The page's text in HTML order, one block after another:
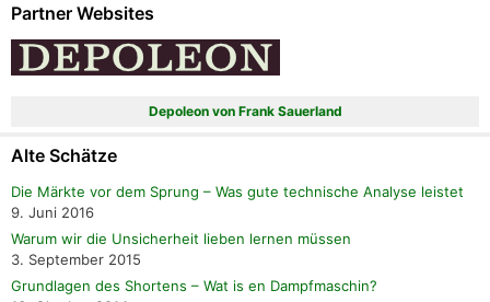
Partner Websites
Depoleon von Frank Sauerland
Alte Schätze
Die Märkte vor dem Sprung – Was gute technische Analyse leistet
9. Juni 2016
Warum wir die Unsicherheit lieben lernen müssen
3. September 2015
Grundlagen des Shortens – Wat is en Dampfmaschin?